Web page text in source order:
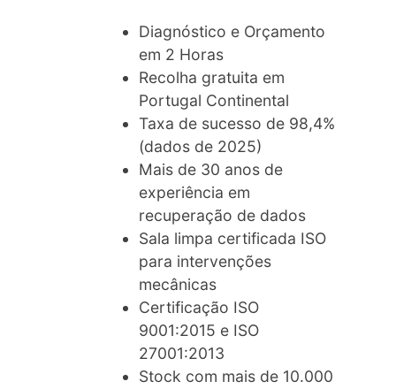
Diagnóstico e Orçamento
em 2 Horas
Recolha gratuita em
Portugal Continental
Taxa de sucesso de 98,4%
(dados de 2025)
Mais de 30 anos de
experiência em
recuperação de dados
Sala limpa certificada ISO
para intervenções
mecânicas
Certificação ISO
9001:2015 e ISO
27001:2013
Stock com mais de 10.000